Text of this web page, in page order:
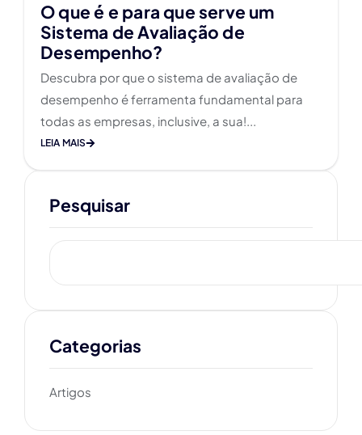
O que é e para que serve um
Sistema de Avaliação de
Desempenho?
Descubra por que o sistema de avaliação de
desempenho é ferramenta fundamental para
todas as empresas, inclusive, a sua!...
LEIA MAIS
Pesquisar
Categorias
Artigos